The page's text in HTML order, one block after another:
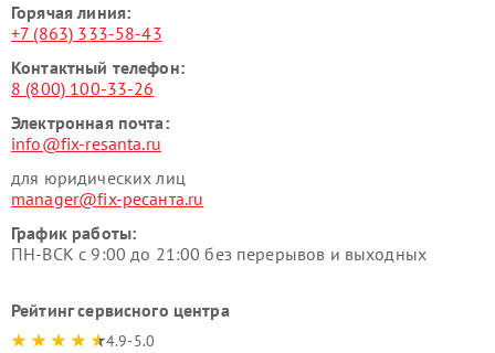
Горячая линия:
+7 (863) 333-58-43
Контактный телефон:
8 (800) 100-33-26
Электронная почта:
info@fix-resanta.ru
для юридических лиц
manager@fix-ресанта.ru
График работы:
ПН-ВСК с 9:00 до 21:00 без перерывов и выходных
Рейтинг сервисного центра
4.9-5.0